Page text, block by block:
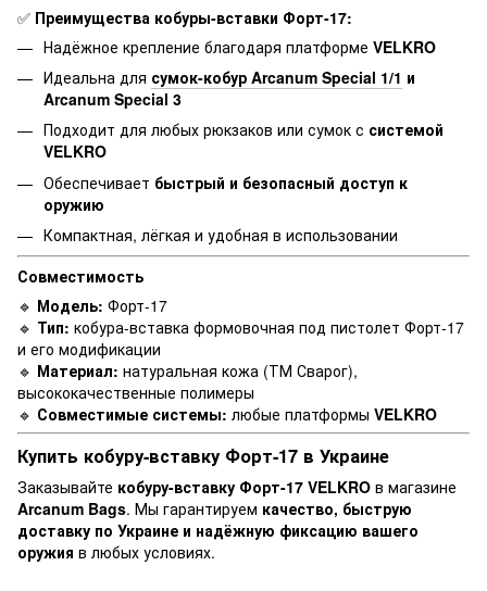
✅ Преимущества кобуры-вставки Форт-17:
Надёжное крепление благодаря платформе VELKRO
Идеальна для сумок-кобур Arcanum Special 1/1 и
Arcanum Special 3
Подходит для любых рюкзаков или сумок с системой
VELKRO
Обеспечивает быстрый и безопасный доступ к
оружию
Компактная, лёгкая и удобная в использовании
Совместимость
🔹 Модель: Форт-17
🔹 Тип: кобура-вставка формовочная под пистолет Форт-17
и его модификации
🔹 Материал: натуральная кожа (ТМ Сварог),
высококачественные полимеры
🔹 Совместимые системы: любые платформы VELKRO
Купить кобуру-вставку Форт-17 в Украине
Заказывайте кобуру-вставку Форт-17 VELKRO в магазине
Arcanum Bags. Мы гарантируем качество, быструю
доставку по Украине и надёжную фиксацию вашего
оружия в любых условиях.